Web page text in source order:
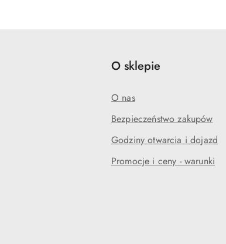
O sklepie
O nas
Bezpieczeństwo zakupów
Godziny otwarcia i dojazd
Promocje i ceny - warunki